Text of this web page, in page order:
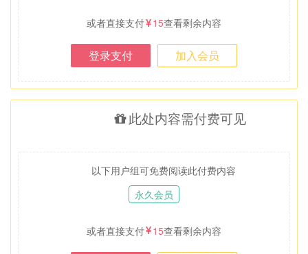
或者直接支付 15查看剩余内容
登录支付 加入会员
此处内容需付费可见
以下用户组可免费阅读此付费内容
永久会员
或者直接支付 15查看剩余内容